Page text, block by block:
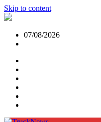
Skip to content
07/08/2026